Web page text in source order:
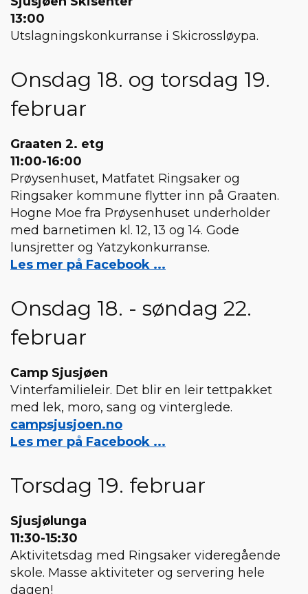
13:00
Utslagningskonkurranse i Skicrossløypa.
Onsdag 18. og torsdag 19.
februar
Graaten 2. etg
11:00-16:00
Prøysenhuset, Matfatet Ringsaker og
Ringsaker kommune flytter inn på Graaten.
Hogne Moe fra Prøysenhuset underholder
med barnetimen kl. 12, 13 og 14. Gode
lunsjretter og Yatzykonkurranse.
Les mer på Facebook ...
Onsdag 18. - søndag 22.
februar
Camp Sjusjøen
Vinterfamilieleir. Det blir en leir tettpakket
med lek, moro, sang og vinterglede.
campsjusjoen.no
Les mer på Facebook ...
Torsdag 19. februar
Sjusjølunga
11:30-15:30
Aktivitetsdag med Ringsaker videregående
skole. Masse aktiviteter og servering hele
dagen!